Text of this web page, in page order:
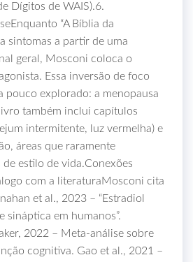
Dígitos de WAIS).6.
“A Bíblia da
sintomas a partir de uma
geral, Mosconi coloca o
Essa inversão de foco
pouco explorado: a menopausa
também inclui capítulos
intermitente, luz vermelha) e
áreas que raramente
de estilo de vida.Conexões
com a literaturaMosconi cita
et al., 2023 – “Estradiol
sináptica em humanos”.
2022 – Meta‑análise sobre
cognitiva. Gao et al., 2021 –